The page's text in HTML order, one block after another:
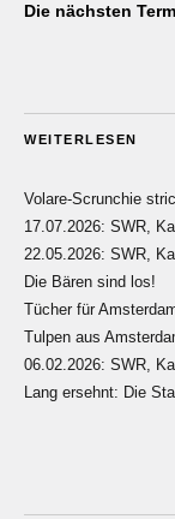
Die nächsten
WEITERLESEN
Volare-Scrunchie
17.07.2026: SWR,
22.05.2026: SWR,
Die Bären sind los!
Tücher für
Tulpen aus
06.02.2026: SWR,
Lang ersehnt: Die